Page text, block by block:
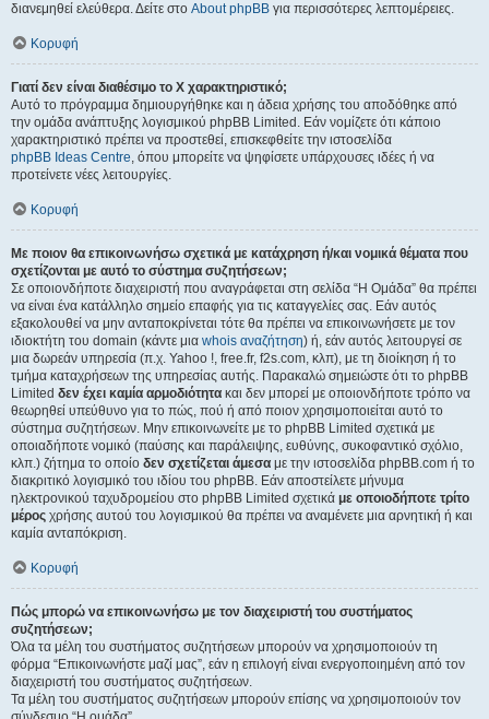
διανεμηθεί ελεύθερα. Δείτε στο About phpBB για περισσότερες λεπτομέρειες.
Κορυφή
Γιατί δεν είναι διαθέσιμο το Χ χαρακτηριστικό;
Αυτό το πρόγραμμα δημιουργήθηκε και η άδεια χρήσης του αποδόθηκε από
την ομάδα ανάπτυξης λογισμικού phpBB Limited. Εάν νομίζετε ότι κάποιο
χαρακτηριστικό πρέπει να προστεθεί, επισκεφθείτε την ιστοσελίδα
phpBB Ideas Centre, όπου μπορείτε να ψηφίσετε υπάρχουσες ιδέες ή να
προτείνετε νέες λειτουργίες.
Κορυφή
Με ποιον θα επικοινωνήσω σχετικά με κατάχρηση ή/και νομικά θέματα που
σχετίζονται με αυτό το σύστημα συζητήσεων;
Σε οποιονδήποτε διαχειριστή που αναγράφεται στη σελίδα “Η Ομάδα” θα πρέπει
να είναι ένα κατάλληλο σημείο επαφής για τις καταγγελίες σας. Εάν αυτός
εξακολουθεί να μην ανταποκρίνεται τότε θα πρέπει να επικοινωνήσετε με τον
ιδιοκτήτη του domain (κάντε μια whois αναζήτηση) ή, εάν αυτός λειτουργεί σε
μια δωρεάν υπηρεσία (π.χ. Yahoo !, free.fr, f2s.com, κλπ), με τη διοίκηση ή το
τμήμα καταχρήσεων της υπηρεσίας αυτής. Παρακαλώ σημειώστε ότι το phpBB
Limited δεν έχει καμία αρμοδιότητα και δεν μπορεί με οποιονδήποτε τρόπο να
θεωρηθεί υπεύθυνο για το πώς, πού ή από ποιον χρησιμοποιείται αυτό το
σύστημα συζητήσεων. Μην επικοινωνείτε με το phpBB Limited σχετικά με
οποιαδήποτε νομικό (παύσης και παράλειψης, ευθύνης, συκοφαντικό σχόλιο,
κλπ.) ζήτημα το οποίο δεν σχετίζεται άμεσα με την ιστοσελίδα phpBB.com ή το
διακριτικό λογισμικό του ιδίου του phpBB. Εάν αποστείλετε μήνυμα
ηλεκτρονικού ταχυδρομείου στο phpBB Limited σχετικά με οποιοδήποτε τρίτο
μέρος χρήσης αυτού του λογισμικού θα πρέπει να αναμένετε μια αρνητική ή και
καμία ανταπόκριση.
Κορυφή
Πώς μπορώ να επικοινωνήσω με τον διαχειριστή του συστήματος
συζητήσεων;
Όλα τα μέλη του συστήματος συζητήσεων μπορούν να χρησιμοποιούν τη
φόρμα “Επικοινωνήστε μαζί μας”, εάν η επιλογή είναι ενεργοποιημένη από τον
διαχειριστή του συστήματος συζητήσεων.
Τα μέλη του συστήματος συζητήσεων μπορούν επίσης να χρησιμοποιούν τον